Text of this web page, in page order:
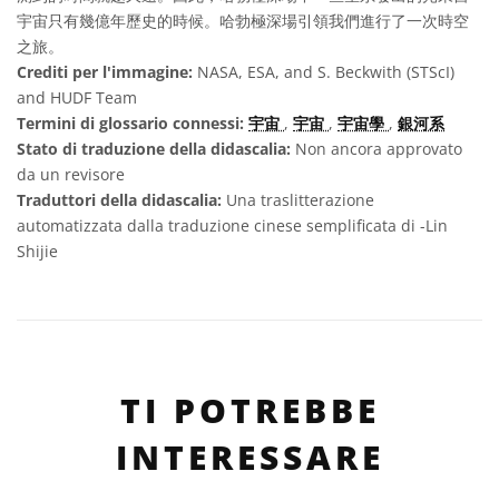
宇宙只有幾億年歷史的時候。哈勃極深場引領我們進行了一次時空
之旅。
Crediti per l'immagine: NASA, ESA, and S. Beckwith (STScI)
and HUDF Team
Termini di glossario connessi: 宇宙 , 宇宙 , 宇宙學 , 銀河系
Stato di traduzione della didascalia: Non ancora approvato
da un revisore
Traduttori della didascalia: Una traslitterazione
automatizzata dalla traduzione cinese semplificata di -Lin
Shijie
TI POTREBBE
INTERESSARE